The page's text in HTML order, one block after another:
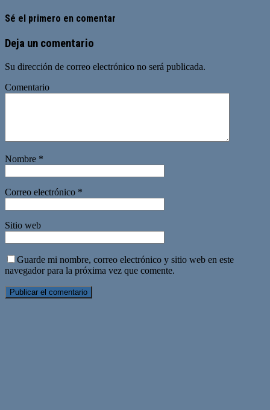
Sé el primero en comentar
Deja un comentario
Su dirección de correo electrónico no será publicada.
Comentario
Nombre *
Correo electrónico *
Sitio web
Guarde mi nombre, correo electrónico y sitio web en este
navegador para la próxima vez que comente.